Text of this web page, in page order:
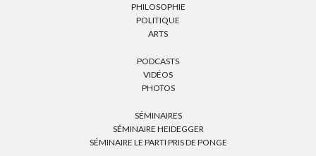
PHILOSOPHIE
POLITIQUE
ARTS
PODCASTS
VIDÉOS
PHOTOS
SÉMINAIRES
SÉMINAIRE HEIDEGGER
SÉMINAIRE LE PARTI PRIS DE PONGE